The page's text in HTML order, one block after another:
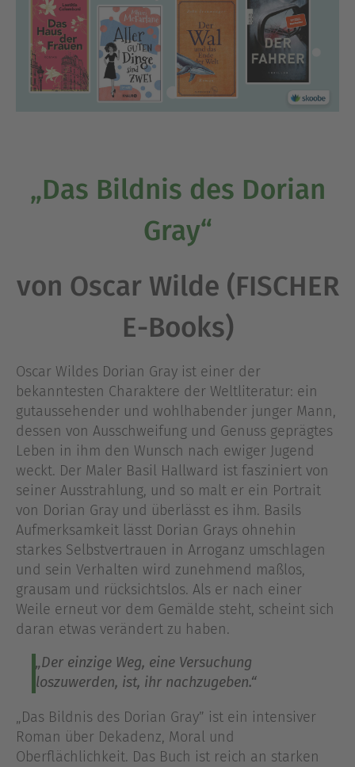
„Das Bildnis des Dorian
Gray“
von Oscar Wilde (FISCHER
E-Books)
Oscar Wildes Dorian Gray ist einer der
bekanntesten Charaktere der Weltliteratur: ein
gutaussehender und wohlhabender junger Mann,
dessen von Ausschweifung und Genuss geprägtes
Leben in ihm den Wunsch nach ewiger Jugend
weckt. Der Maler Basil Hallward ist fasziniert von
seiner Ausstrahlung, und so malt er ein Portrait
von Dorian Gray und überlässt es ihm. Basils
Aufmerksamkeit lässt Dorian Grays ohnehin
starkes Selbstvertrauen in Arroganz umschlagen
und sein Verhalten wird zunehmend maßlos,
grausam und rücksichtslos. Als er nach einer
Weile erneut vor dem Gemälde steht, scheint sich
daran etwas verändert zu haben.
„Der einzige Weg, eine Versuchung
loszuwerden, ist, ihr nachzugeben.“
„Das Bildnis des Dorian Gray” ist ein intensiver
Roman über Dekadenz, Moral und
Oberflächlichkeit. Das Buch ist reich an starken